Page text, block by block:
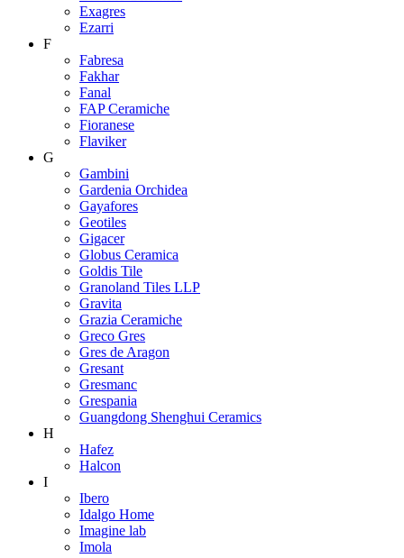
Exagres
Ezarri
F
Fabresa
Fakhar
Fanal
FAP Ceramiche
Fioranese
Flaviker
G
Gambini
Gardenia Orchidea
Gayafores
Geotiles
Gigacer
Globus Ceramica
Goldis Tile
Granoland Tiles LLP
Gravita
Grazia Ceramiche
Greco Gres
Gres de Aragon
Gresant
Gresmanc
Grespania
Guangdong Shenghui Ceramics
H
Hafez
Halcon
I
Ibero
Idalgo Home
Imagine lab
Imola